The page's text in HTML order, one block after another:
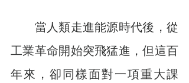
當人類走進能源時代後，從
工業革命開始突飛猛進，但這百
年來，卻同樣面對一項重大課